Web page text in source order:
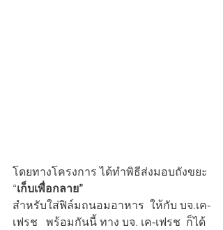
โดยทางโครงการ ได้ทำพิธีส่งมอบถังขยะ
“เก็บเพื่อกลาย”
สำหรับใส่ฟิล์มถนอมอาหาร  ให้กับ บจ.เค-
เฟรช   พร้อมกันนี้ ทาง บจ. เค-เฟรช  ก็ได้